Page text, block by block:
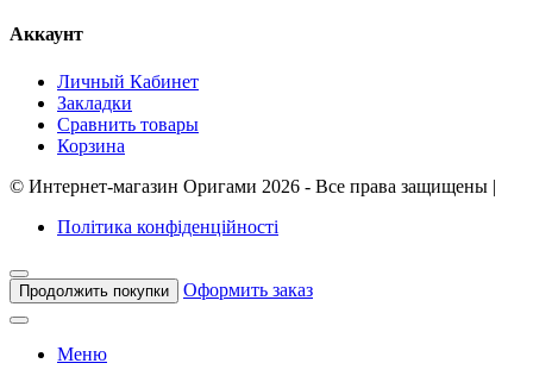
Аккаунт
Личный Кабинет
Закладки
Сравнить товары
Корзина
© Интернет-магазин Оригами 2026 - Все права защищены |
Політика конфіденційності
Продолжить покупки Оформить заказ
Меню